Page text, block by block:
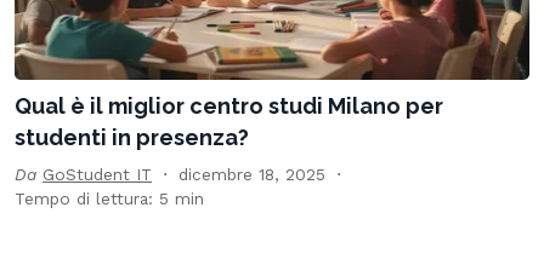
Qual è il miglior centro studi Milano per
studenti in presenza?
Da GoStudent IT
dicembre 18, 2025
Tempo di lettura: 5 min